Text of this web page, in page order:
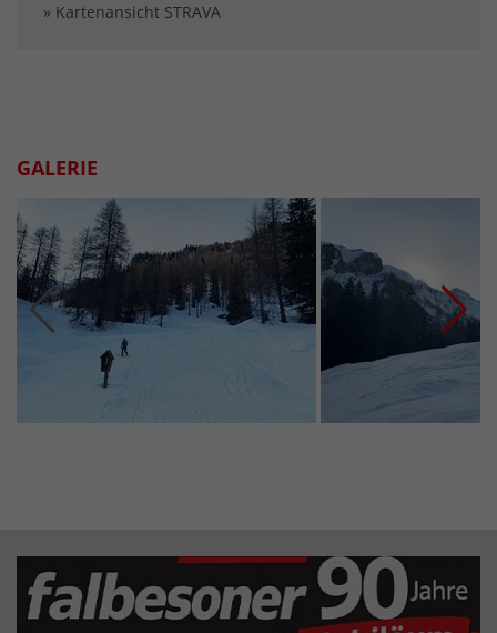
» Kartenansicht STRAVA
GALERIE